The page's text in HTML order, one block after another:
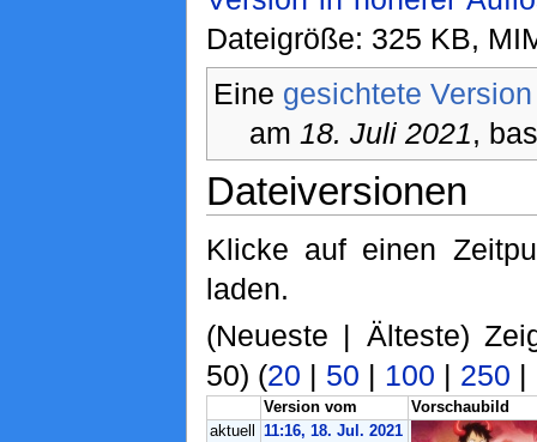
Dateigröße: 325 KB,
Eine gesichtete Version
am 18. Juli 2021,
Dateiversionen
Klicke auf einen
laden.
(Neueste | Älteste)
50) (20 | 50 | 100 | 250 |
Version vom
Vorschaubild
aktuell
11:16, 18. Jul. 2021